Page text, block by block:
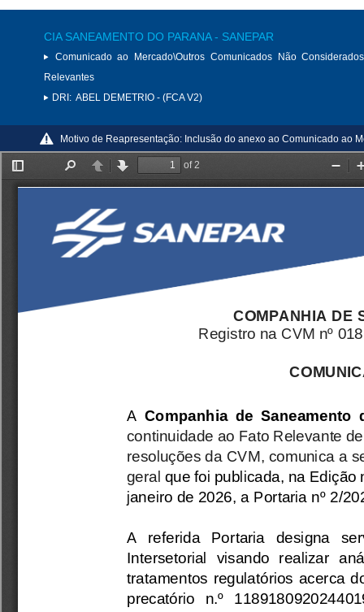
CIA SANEAMENTO DO PARANA - SANEPAR
Comunicado ao Mercado\Outros Comunicados Não
Relevantes
DRI: ABEL DEMETRIO - (FCA V2)
Motivo de Reapresentação: Inclusão do anexo ao Comunicado ao